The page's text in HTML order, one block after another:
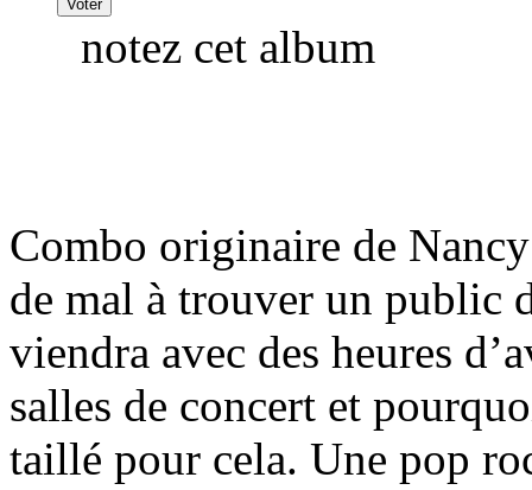
notez cet album
Combo originaire de
de mal à trouver un public
viendra avec des heures
salles de concert et
taillé pour cela. Une pop